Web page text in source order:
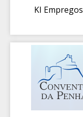
KI Empregos